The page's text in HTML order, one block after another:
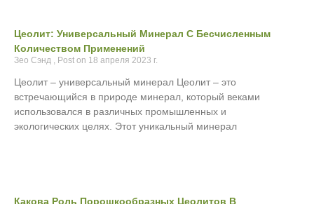
Цеолит: Универсальный Минерал С Бесчисленным
Количеством Применений
Зео Сэнд 18 апреля 2023 г.
Цеолит – универсальный минерал Цеолит – это
встречающийся в природе минерал, который веками
использовался в различных промышленных и
экологических целях. Этот уникальный минерал
Какова Роль Порошкообразных Цеолитов В